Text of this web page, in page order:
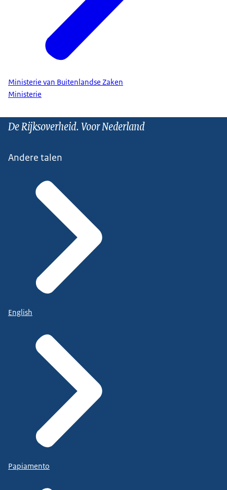
Ministerie van Buitenlandse Zaken
Ministerie
De Rijksoverheid. Voor Nederland
Andere talen
English
Papiamento